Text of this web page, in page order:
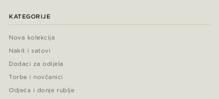
KATEGORIJE
Nova kolekcija
Nakit i satovi
Dodaci za odijela
Torbe i novčanici
Odjeća i donje rublje